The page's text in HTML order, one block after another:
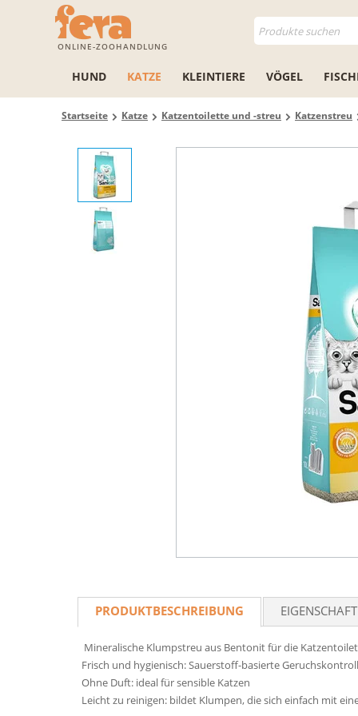
ONLINE-ZOOHANDLUNG
HUND KATZE KLEINTIERE VÖGEL
Startseite Katze Katzentoilette und -streu Katzenstreu
PRODUKTBESCHREIBUNG
Mineralische Klumpstreu aus Bentonit für die
Frisch und hygienisch: Sauerstoff-basierte
Ohne Duft: ideal für sensible Katzen
Leicht zu reinigen: bildet Klumpen, die sich einfach mit